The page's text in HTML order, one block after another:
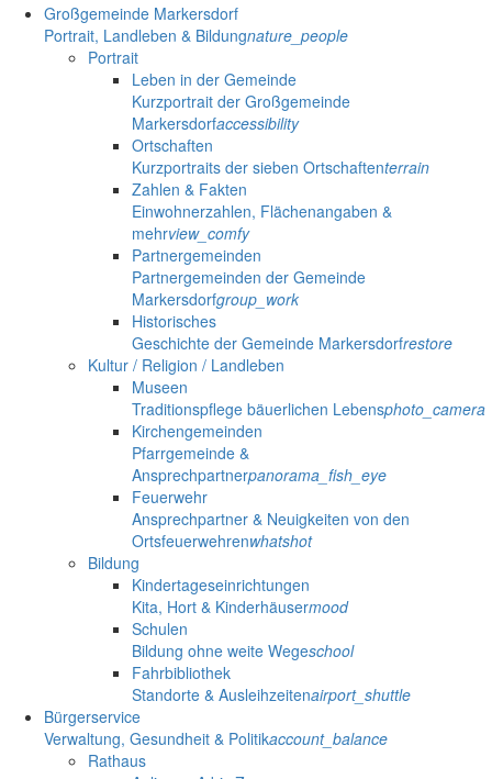
Großgemeinde Markersdorf
Portrait, Landleben & Bildungnature_people
Portrait
Leben in der Gemeinde
Kurzportrait der Großgemeinde
Markersdorfaccessibility
Ortschaften
Kurzportraits der sieben Ortschaftenterrain
Zahlen & Fakten
Einwohnerzahlen, Flächenangaben &
mehrview_comfy
Partnergemeinden
Partnergemeinden der Gemeinde
Markersdorfgroup_work
Historisches
Geschichte der Gemeinde Markersdorfrestore
Kultur / Religion / Landleben
Museen
Traditionspflege bäuerlichen Lebensphoto_camera
Kirchengemeinden
Pfarrgemeinde &
Ansprechpartnerpanorama_fish_eye
Feuerwehr
Ansprechpartner & Neuigkeiten von den
Ortsfeuerwehrenwhatshot
Bildung
Kindertageseinrichtungen
Kita, Hort & Kinderhäusermood
Schulen
Bildung ohne weite Wegeschool
Fahrbibliothek
Standorte & Ausleihzeitenairport_shuttle
Bürgerservice
Verwaltung, Gesundheit & Politikaccount_balance
Rathaus